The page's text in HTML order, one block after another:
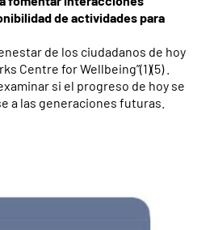
de actividades para
de los ciudadanos de hoy
Centre for Wellbeing”(1)(5) .
si el progreso de hoy se
a las generaciones futuras.